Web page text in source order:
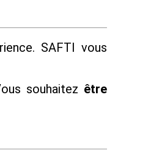
SAFTI vous
souhaitez être